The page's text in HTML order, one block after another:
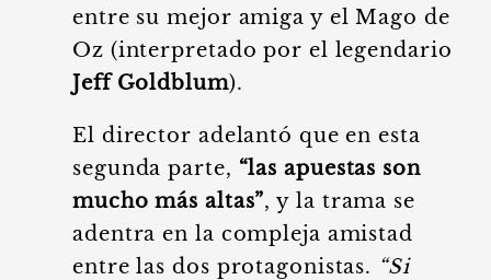
entre su mejor amiga y el Mago de
Oz (interpretado por el legendario
Jeff Goldblum).
El director adelantó que en esta
segunda parte, “las apuestas son
mucho más altas”, y la trama se
adentra en la compleja amistad
entre las dos protagonistas. “Si